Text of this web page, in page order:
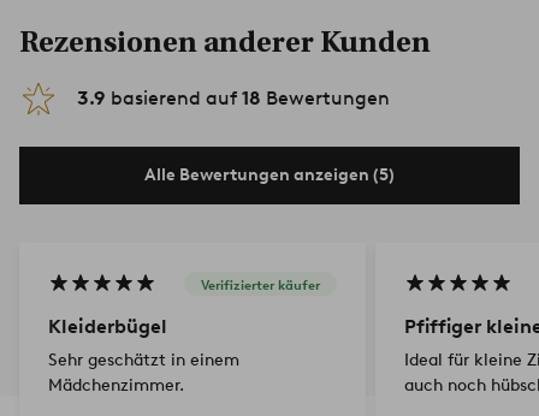
Rezensionen anderer Kunden
3.9 basierend auf 18 Bewertungen
Alle Bewertungen anzeigen (5)
Verifizierter käufer
Kleiderbügel
Sehr geschätzt in einem
Mädchenzimmer.
Pfiffiger
Ideal für kleine
auch noch